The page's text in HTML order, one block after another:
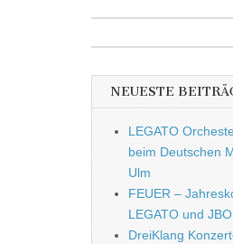
NEUESTE
LEGATO
beim Deutschen
Ulm
FEUER –
LEGATO und JBO
DreiKlang